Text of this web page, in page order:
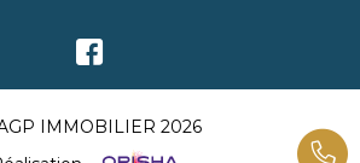
IMMOBILIER 2026